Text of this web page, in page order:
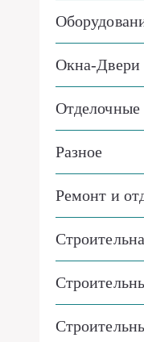
Окна-Двери
Отделочные
Разное
Ремонт и